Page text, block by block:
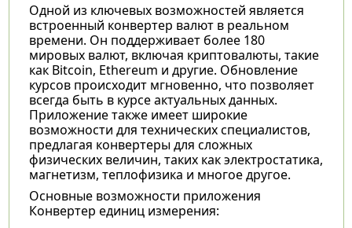
Одной из ключевых возможностей является
встроенный конвертер валют в реальном
времени. Он поддерживает более 180
мировых валют, включая криптовалюты, такие
как Bitcoin, Ethereum и другие. Обновление
курсов происходит мгновенно, что позволяет
всегда быть в курсе актуальных данных.
Приложение также имеет широкие
возможности для технических специалистов,
предлагая конвертеры для сложных
физических величин, таких как электростатика,
магнетизм, теплофизика и многое другое.
Основные возможности приложения
Конвертер единиц измерения: